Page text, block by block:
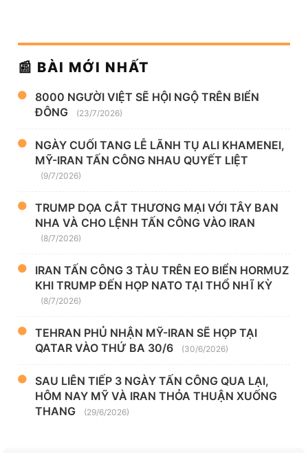
📰 BÀI MỚI NHẤT
8000 NGƯỜI VIỆT SẼ HỘI NGỘ TRÊN BIỂN
ĐÔNG
(23/7/2026)
NGÀY CUỐI TANG LỄ LÃNH TỤ ALI KHAMENEI,
MỸ-IRAN TẤN CÔNG NHAU QUYẾT LIỆT
(9/7/2026)
TRUMP DỌA CẮT THƯƠNG MẠI VỚI TÂY BAN
NHA VÀ CHO LỆNH TẤN CÔNG VÀO IRAN
(8/7/2026)
IRAN TẤN CÔNG 3 TÀU TRÊN EO BIỂN HORMUZ
KHI TRUMP ĐẾN HỌP NATO TẠI THỔ NHĨ KỲ
(8/7/2026)
TEHRAN PHỦ NHẬN MỸ-IRAN SẼ HỌP TẠI
QATAR VÀO THỨ BA 30/6
(30/6/2026)
SAU LIÊN TIẾP 3 NGÀY TẤN CÔNG QUA LẠI,
HÔM NAY MỸ VÀ IRAN THỎA THUẬN XUỐNG
THANG
(29/6/2026)